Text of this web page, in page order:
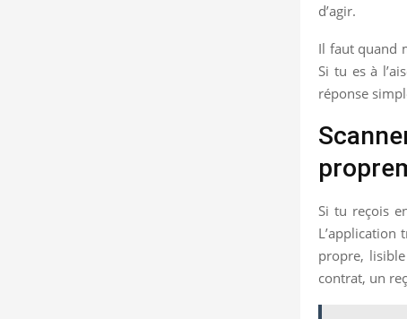
d’agir.
Il faut quand
Si tu es à
réponse
Si tu reçois
propre,
contrat, un